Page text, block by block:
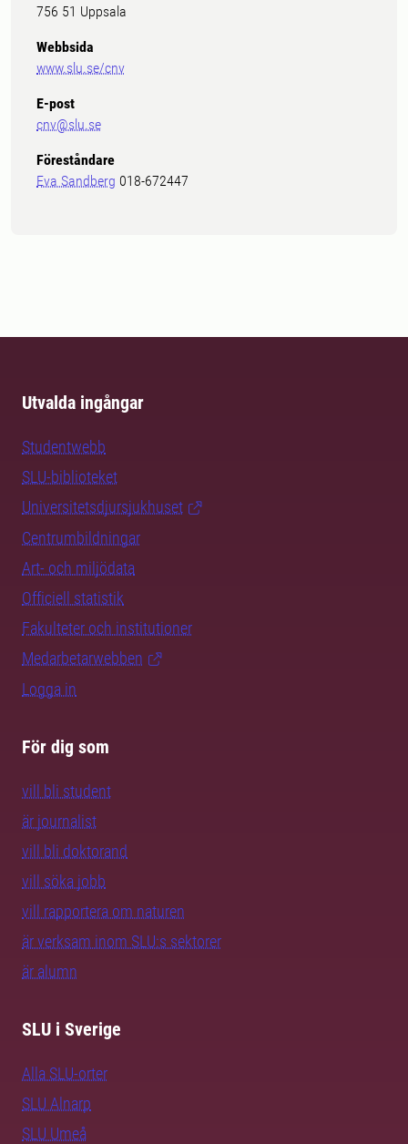
756 51 Uppsala
Webbsida
www.slu.se/cnv
E-post
cnv@slu.se
Föreståndare
Eva Sandberg 018-672447
Utvalda ingångar
Studentwebb
SLU-biblioteket
Universitetsdjursjukhuset
Centrumbildningar
Art- och miljödata
Officiell statistik
Fakulteter och institutioner
Medarbetarwebben
Logga in
För dig som
vill bli student
är journalist
vill bli doktorand
vill söka jobb
vill rapportera om naturen
är verksam inom SLU:s sektorer
är alumn
SLU i Sverige
Alla SLU-orter
SLU Alnarp
SLU Umeå